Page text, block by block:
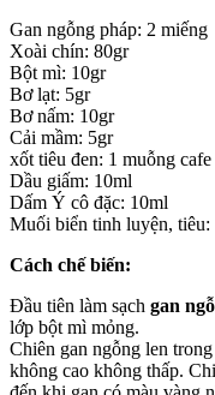
Gan ngỗng pháp: 2 miếng
Xoài chín: 80gr
Bột mì: 10gr
Bơ lạt: 5gr
Bơ nấm: 10gr
Cải mầm: 5gr
xốt tiêu đen: 1 muỗng cafe
Dầu giấm: 10ml
Dấm Ý cô đặc: 10ml
Muối biển tinh luyện, tiêu:
Cách chế biến:
Đầu tiên làm sạch gan
lớp bột mì mỏng.
Chiên gan ngỗng len
không cao không thấp.